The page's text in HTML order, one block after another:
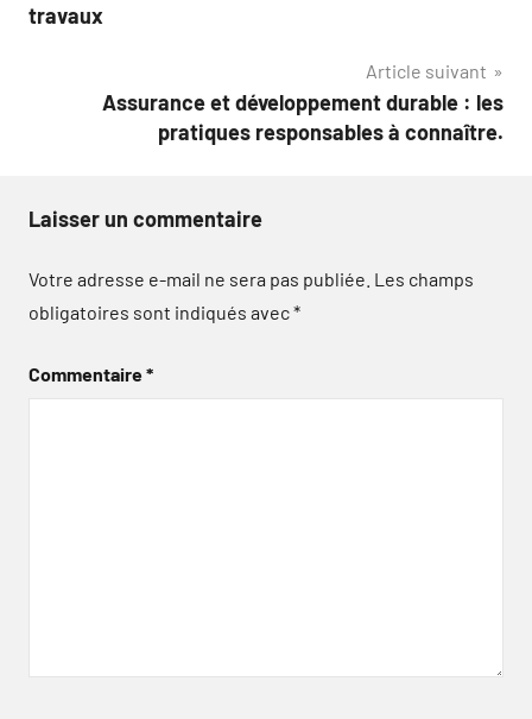
l’article
travaux
Article suivant
Assurance et développement durable : les
pratiques responsables à connaître.
Laisser un commentaire
Votre adresse e-mail ne sera pas publiée. Les champs
obligatoires sont indiqués avec*
Commentaire*